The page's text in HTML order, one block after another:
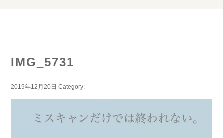
IMG_5731
2019年12月20日 Category: